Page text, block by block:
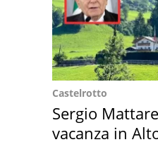
Castelrotto
Sergio
vacanza in